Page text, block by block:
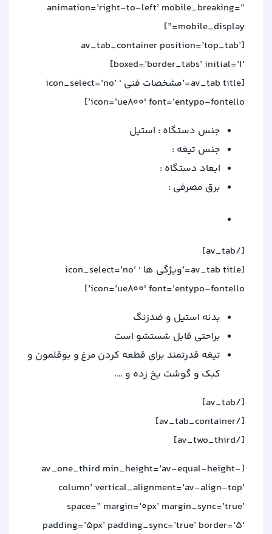
animation=’right-to-left’ mobile_breaking=”
mobile_display=”]
[av_tab_container position=’top_tab’
boxed=’border_tabs’ initial=’1′]
[av_tab title=’مشخصات فنی ‘ icon_select=’no’
icon=’ue800′ font=’entypo-fontello’]
جنس دستگاه : استیل
جنس تیغه :
ابعاد دستگاه :
برق مصرفی :
[/av_tab]
[av_tab title=’ویژگی ها ‘ icon_select=’no’
icon=’ue800′ font=’entypo-fontello’]
بدنه استیل و ضدزنگ
براحتی قابل شستشو است
تیغه قدرتمند برای قطعه کردن مرغ و بوقلمون و
کبک و گوشت یخ زده و ….
[/av_tab]
[/av_tab_container]
[/av_two_third]
[av_one_third min_height=’av-equal-height-
column’ vertical_alignment=’av-align-top’
space=” margin=’0px’ margin_sync=’true’
padding=’5px’ padding_sync=’true’ border=’5′